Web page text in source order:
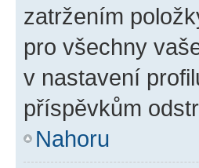
zatržením
pro všechny
v nastavení
příspěvkům
Nahoru